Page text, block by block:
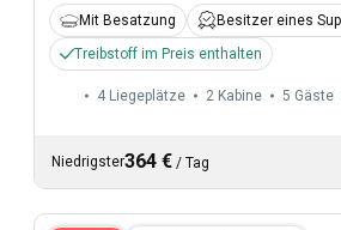
Mit Besatzung
Besitzer eines
Treibstoff im Preis enthalten
4 Liegeplätze 2 Kabine 5 Gäste
Niedrigster364 € / Tag